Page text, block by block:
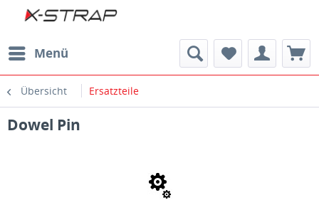
Menü
Übersicht Ersatzteile
Dowel Pin